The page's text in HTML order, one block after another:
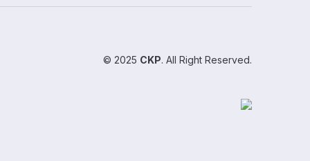
© 2025 CKP. All Right Reserved.